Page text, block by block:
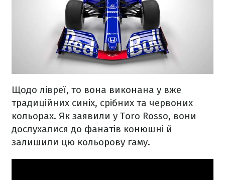
Щодо лівреї, то вона виконана у вже
традиційних синіх, срібних та червоних
кольорах. Як заявили у Toro Rosso, вони
дослухалися до фанатів конюшні й
залишили цю кольорову гаму.